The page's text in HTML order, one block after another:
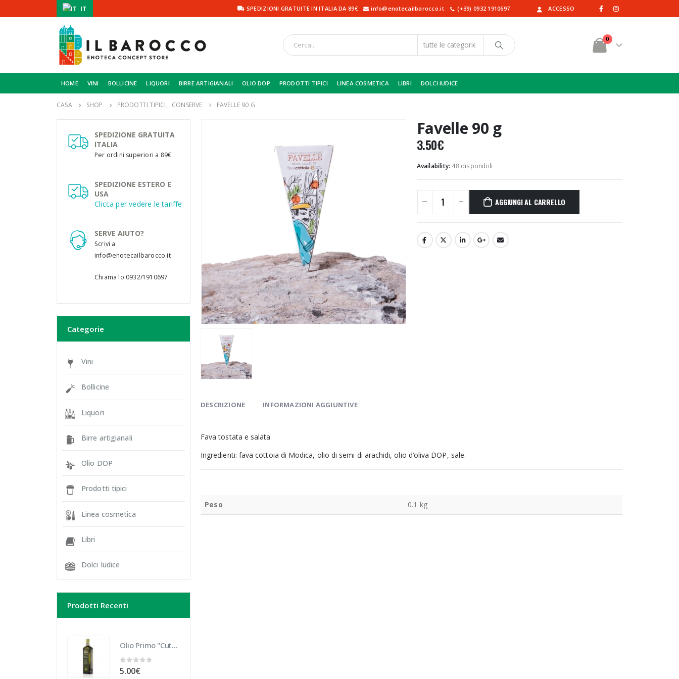
IT SPEDIZIONI GRATUITE IN ITALIA DA 89€ info@enotecailbarocco.it (+39) 0932 1910697 ACCESSO
0
HOME VINI BOLLICINE LIQUORI BIRRE ARTIGIANALI OLIO DOP PRODOTTI TIPICI LINEA COSMETICA LIBRI DOLCI IUDICE
CASA SHOP PRODOTTI TIPICI, CONSERVE FAVELLE 90 G
Favelle 90 g
3.50€
Availability: 48 disponibili
AGGIUNGI AL CARRELLO
DESCRIZIONE INFORMAZIONI AGGIUNTIVE
Fava tostata e salata
Ingredienti: fava cottoia di Modica, olio di semi di arachidi, olio d’oliva DOP, sale.
Peso 0.1 kg
SPEDIZIONE GRATUITA
ITALIA
Per ordini superiori a 89€
SPEDIZIONE ESTERO E
USA
Clicca per vedere le tariffe
SERVE AIUTO?
Scrivi a
info@enotecailbarocco.it
Chiama lo 0932/1910697
Categorie
Vini
Bollicine
Liquori
Birre artigianali
Olio DOP
Prodotti tipici
Linea cosmetica
Libri
Dolci Iudice
Prodotti Recenti
Olio Primo "Cutrera" Biologico 10 cl
0 Su 5
5.00€